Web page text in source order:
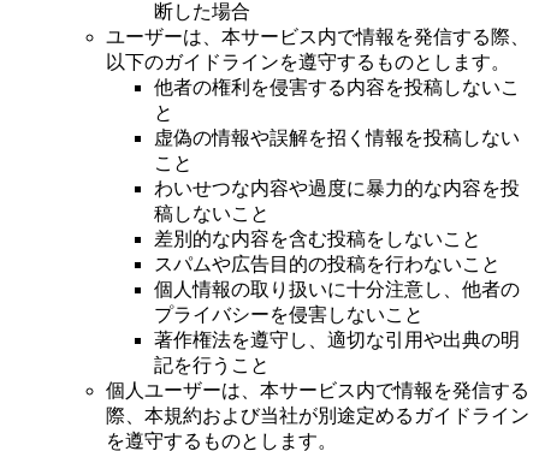
断した場合
ユーザーは、本サービス内で情報を発信する際、
以下のガイドラインを遵守するものとします。
他者の権利を侵害する内容を投稿しないこ
と
虚偽の情報や誤解を招く情報を投稿しない
こと
わいせつな内容や過度に暴力的な内容を投
稿しないこと
差別的な内容を含む投稿をしないこと
スパムや広告目的の投稿を行わないこと
個人情報の取り扱いに十分注意し、他者の
プライバシーを侵害しないこと
著作権法を遵守し、適切な引用や出典の明
記を行うこと
個人ユーザーは、本サービス内で情報を発信する
際、本規約および当社が別途定めるガイドライン
を遵守するものとします。